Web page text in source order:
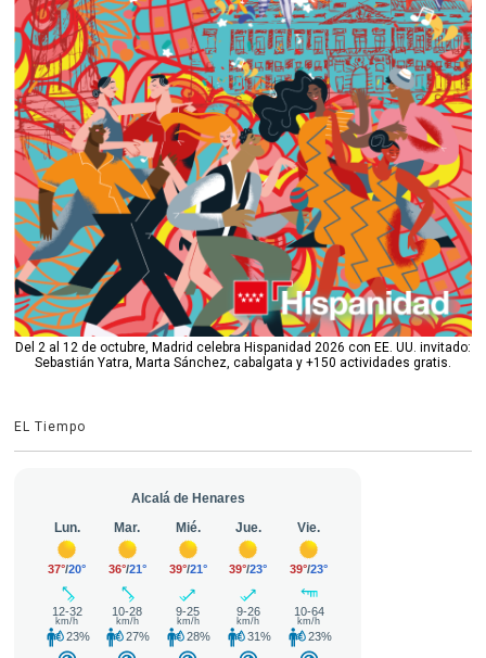
Del 2 al 12 de octubre, Madrid celebra Hispanidad 2026 con EE. UU. invitado:
Sebastián Yatra, Marta Sánchez, cabalgata y +150 actividades gratis.
EL Tiempo